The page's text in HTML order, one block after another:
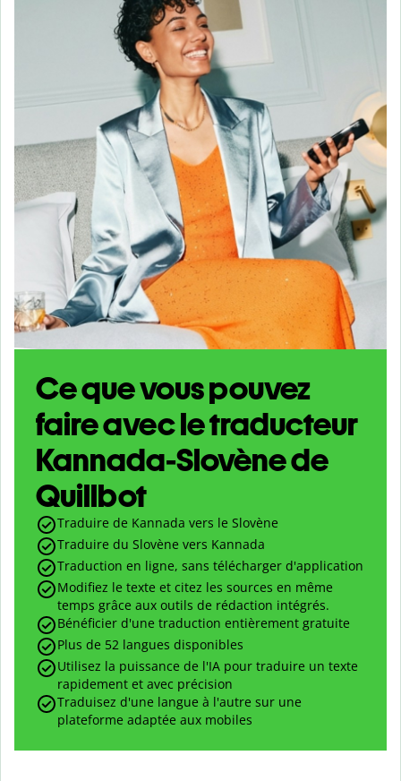
Ce que vous pouvez
faire avec le traducteur
Kannada-Slovène de
Quillbot
Traduire de Kannada vers le Slovène
Traduire du Slovène vers Kannada
Traduction en ligne, sans télécharger d'application
Modifiez le texte et citez les sources en même
temps grâce aux outils de rédaction intégrés.
Bénéficier d'une traduction entièrement gratuite
Plus de 52 langues disponibles
Utilisez la puissance de l'IA pour traduire un texte
rapidement et avec précision
Traduisez d'une langue à l'autre sur une
plateforme adaptée aux mobiles